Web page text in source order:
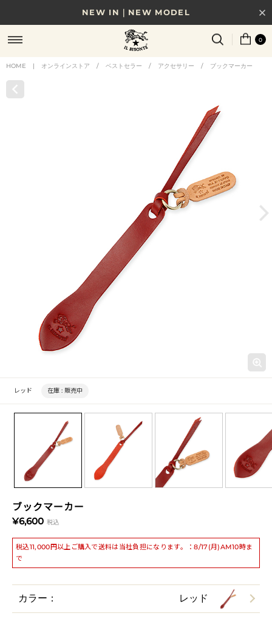
NEW IN｜NEW MODEL
8/17(月)10時まで｜税込11,000円以上で送料無料
贈る相手やシーンから選べる、新しいギフトガイド
0
HOME | オンラインストア / ベストセラー / アクセサリー / ブックマーカー
ブックマーカー
¥6,600 税込
税込11,000円以上ご購入で送料は当社負担になります。：8/17(月)AM10時ま
で
レッド 在庫 : 販売中
カラー： レッド